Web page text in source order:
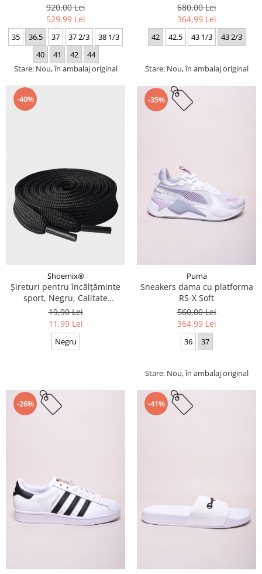
920,00 Lei
529,99 Lei
35 36.5 37 37 2/3
38 1/3
40
41 42
44
Stare: Nou, în ambalaj original
680,00 Lei
364,99 Lei
42 42.5 43 1/3 43 2/3
Stare: Nou, în ambalaj original
-40%
Shoemix®
Șireturi pentru încălțăminte
sport, Negru, Calitate
premium, 110 cm x 0.8 cm
19,90 Lei
11,99 Lei
Negru
-35%
Puma
Sneakers dama cu platforma
RS-X Soft
560,00 Lei
364,99 Lei
36 37
Stare: Nou, în ambalaj original
-26% -41%